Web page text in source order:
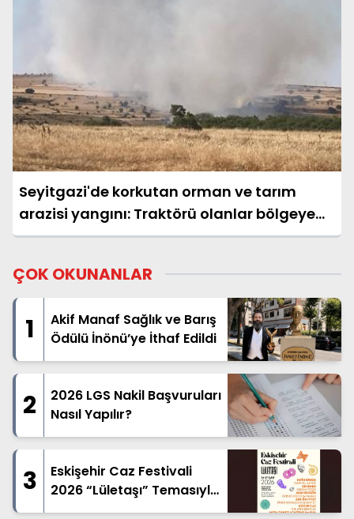
Seyitgazi'de korkutan orman ve tarım
arazisi yangını: Traktörü olanlar bölgeye
çağrıldı
ÇOK OKUNANLAR
1
Akif Manaf Sağlık ve Barış
Ödülü İnönü’ye İthaf Edildi
2
2026 LGS Nakil Başvuruları
Nasıl Yapılır?
3
Eskişehir Caz Festivali
2026 “Lületaşı” Temasıyla
Geliyor